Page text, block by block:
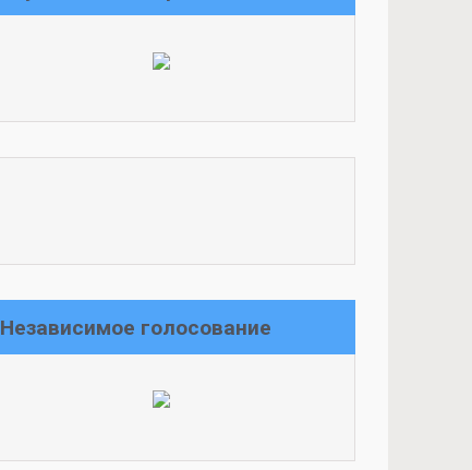
Независимое голосование